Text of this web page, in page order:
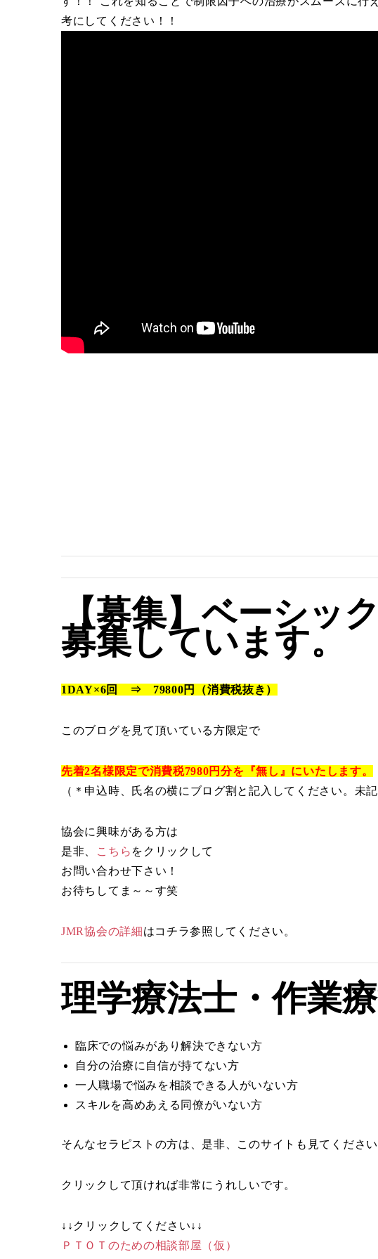
考にしてください！！
【募集】ベーシッ
募集しています。
1DAY×6回 ⇒ 79800円（消費税抜き）
このブログを見て頂いている方限定で
先着2名様限定で消費税7980円分を『無し』にいたします。
（＊申込時、氏名の横にブログ割と記入してください。未
協会に興味がある方は
是非、
こちら をクリックして
お問い合わせ下さい！
お待ちしてま～～す笑
JMR協会の詳細はコチラ参照してください。
理学療法士・作業
臨床での悩みがあり解決できない方
自分の治療に自信が持てない方
一人職場で悩みを相談できる人がいない方
スキルを高めあえる同僚がいない方
そんなセラピストの方は、是非、このサイトも見てください
クリックして頂ければ非常にうれしいです。
↓↓クリックしてください↓↓
ＰＴＯＴのための相談部屋（仮）